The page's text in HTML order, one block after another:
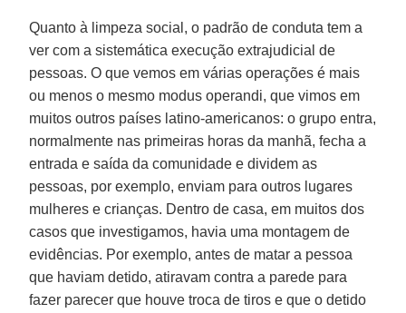
Quanto à limpeza social, o padrão de conduta tem a
ver com a sistemática execução extrajudicial de
pessoas. O que vemos em várias operações é mais
ou menos o mesmo modus operandi, que vimos em
muitos outros países latino-americanos: o grupo entra,
normalmente nas primeiras horas da manhã, fecha a
entrada e saída da comunidade e dividem as
pessoas, por exemplo, enviam para outros lugares
mulheres e crianças. Dentro de casa, em muitos dos
casos que investigamos, havia uma montagem de
evidências. Por exemplo, antes de matar a pessoa
que haviam detido, atiravam contra a parede para
fazer parecer que houve troca de tiros e que o detido